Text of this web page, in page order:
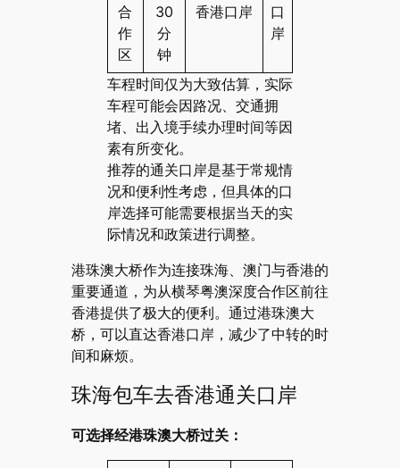
合
作
区
30
分
钟
香港口岸
口
岸
车程时间仅为大致估算，实际
车程可能会因路况、交通拥
堵、出入境手续办理时间等因
素有所变化。
推荐的通关口岸是基于常规情
况和便利性考虑，但具体的口
岸选择可能需要根据当天的实
际情况和政策进行调整。
港珠澳大桥作为连接珠海、澳门与香港的
重要通道，为从横琴粤澳深度合作区前往
香港提供了极大的便利。通过港珠澳大
桥，可以直达香港口岸，减少了中转的时
间和麻烦。
珠海包车去香港通关口岸
可选择经港珠澳大桥过关：